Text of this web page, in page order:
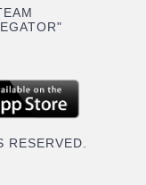
RESERVED.